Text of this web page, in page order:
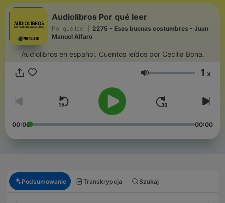
Audiolibros Por qué leer
Por qué leer
2275 - Esas buenas costumbres - Juan
Manuel Alfaro
Audiolibros en español. Cuentos leídos por Cecilia Bona.
Głośność 1 x
00:00 00:00
Podsumowanie Transkrypcja Szukaj